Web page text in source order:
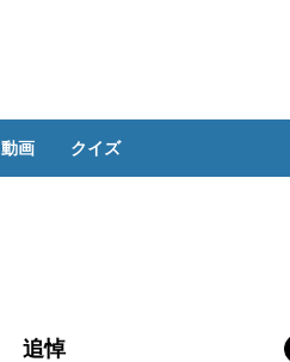
動画 クイズ
追悼